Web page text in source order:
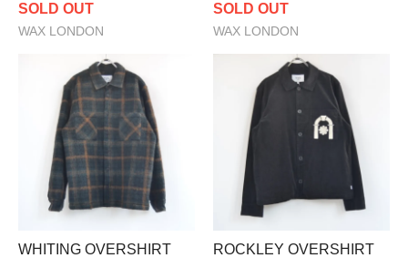
SOLD OUT
WAX LONDON
SOLD OUT
WAX LONDON
WHITING OVERSHIRT
ROCKLEY OVERSHIRT